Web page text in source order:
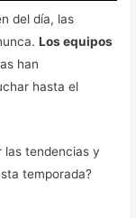
del día, las
Los equipos
han
hasta el
las tendencias y
temporada?